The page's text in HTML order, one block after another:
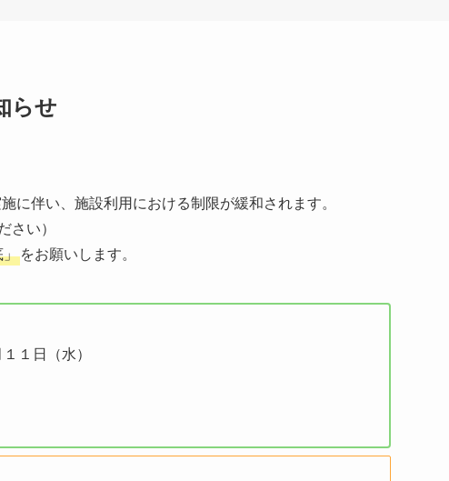
らせ
に伴い、施設利用における制限が緩和されます。
さい）
」をお願いします。
日（水）